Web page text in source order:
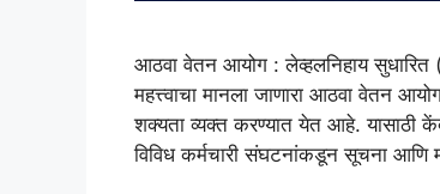
आठवा वेतन आयोग : लेव्हलनिहाय सुधारित
महत्त्वाचा मानला जाणारा आठवा वेतन
शक्यता व्यक्त करण्यात येत आहे.
विविध कर्मचारी संघटनांकडून सूचना आणि